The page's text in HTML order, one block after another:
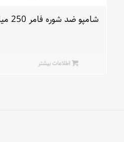
شامپو ضد شوره فامر 250 میلی لیتری
اطلاعات بیشتر